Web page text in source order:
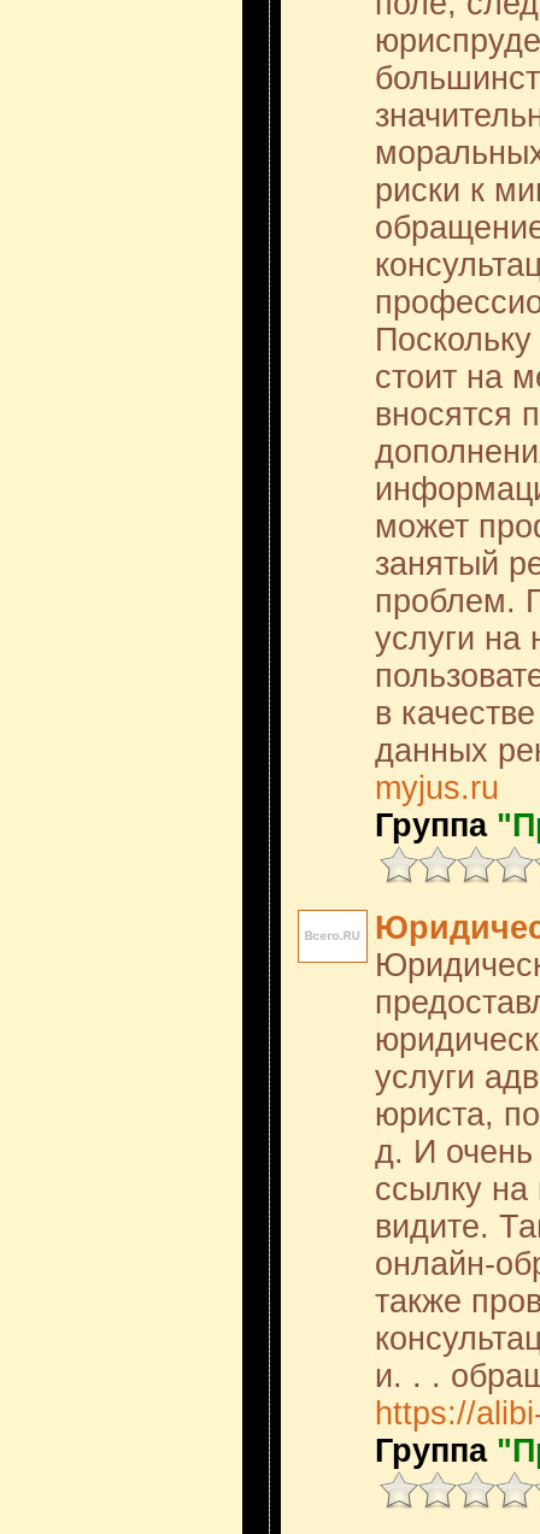
риски к
стоит на
вносятся
может
занятый
проблем.
услуги на
в
данных
myjus.ru
Группа
услуги
юриста,
д. И очень
ссылку на
видите.
онлайн-
также
и. . .
https://
Группа